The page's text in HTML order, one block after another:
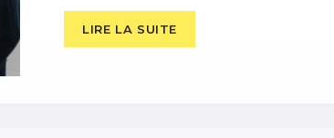
LIRE LA SUITE